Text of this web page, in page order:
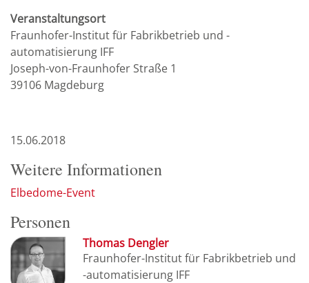
Veranstaltungsort
Fraunhofer-Institut für Fabrikbetrieb und -
automatisierung IFF
Joseph-von-Fraunhofer Straße 1
39106 Magdeburg
15.06.2018
Weitere Informationen
Elbedome-Event
Personen
Thomas Dengler
Fraunhofer-Institut für Fabrikbetrieb und
-automatisierung IFF